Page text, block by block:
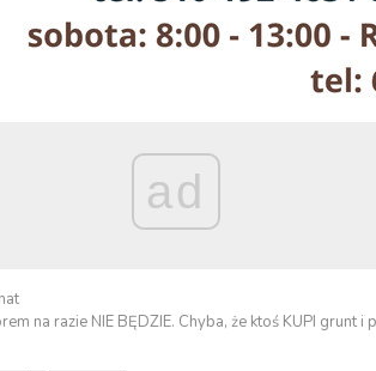
ad
na razie NIE BĘDZIE. Chyba, że ktoś KUPI grunt i